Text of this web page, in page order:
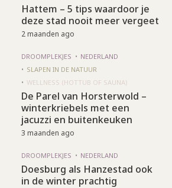
Hattem – 5 tips waardoor je
deze stad nooit meer vergeet
2 maanden ago
DROOMPLEKJES
NEDERLAND
SLAPEN IN DE NATUUR
WELLNESS (HOTTUB OF SAUNA)
De Parel van Horsterwold –
winterkriebels met een
jacuzzi en buitenkeuken
3 maanden ago
DROOMPLEKJES NEDERLAND
Doesburg als Hanzestad ook
in de winter prachtig